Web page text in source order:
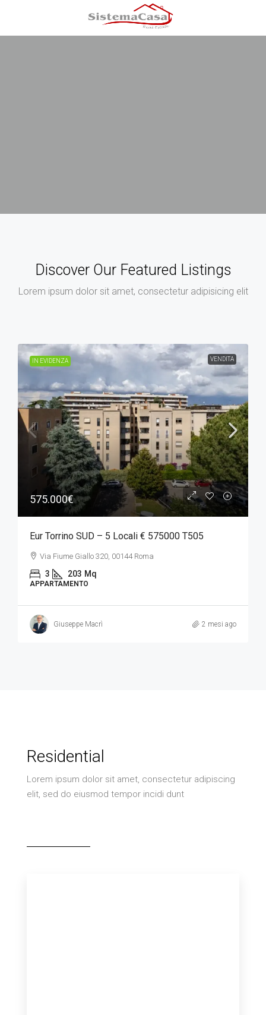
Discover Our Featured Listings
Lorem ipsum dolor sit amet, consectetur adipisicing elit
IN EVIDENZA VENDITA
575.000€
Eur Torrino SUD – 5 Locali € 575000 T505
Via Fiume Giallo 320, 00144 Roma
3 203 Mq
APPARTAMENTO
Giuseppe Macrì 2 mesi ago
Residential
Lorem ipsum dolor sit amet, consectetur adipiscing
elit, sed do eiusmod tempor incidi dunt